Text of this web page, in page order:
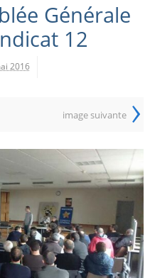
Générale
12
2016
image suivante ›